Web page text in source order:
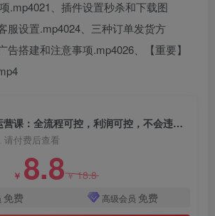
.mp4021、插件设置秒杀和下载图
服设置.mp4024、三种订单发货方
告搭建和注意事项.mp4026、【重要】
2024抖店有货源运营课：全流程可控，利润可控，不会违规，按部就班持续经营
请付费后查看
￥ 8.8￥18.8
免费 高级会员 免费